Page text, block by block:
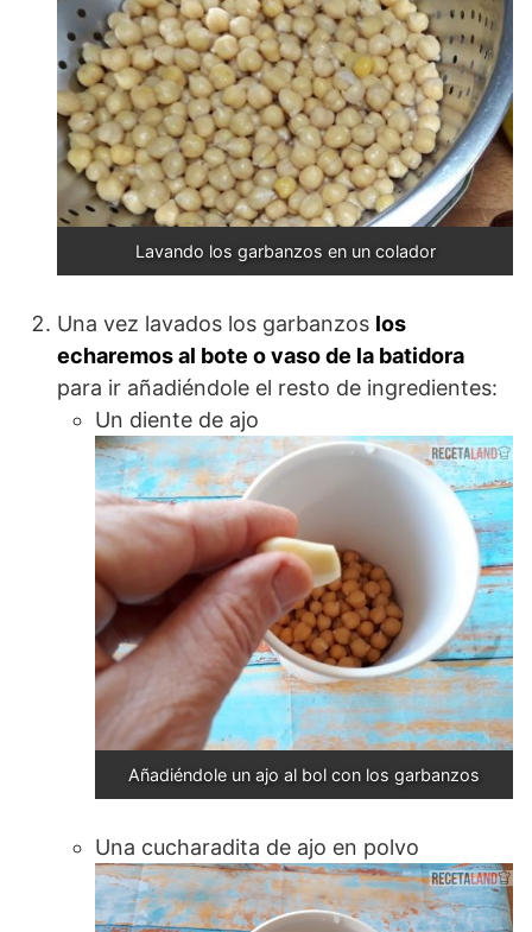
Lavando los garbanzos en un colador
Una vez lavados los garbanzos los
echaremos al bote o vaso de la batidora
para ir añadiéndole el resto de ingredientes:
Un diente de ajo
Añadiéndole un ajo al bol con los garbanzos
Una cucharadita de ajo en polvo